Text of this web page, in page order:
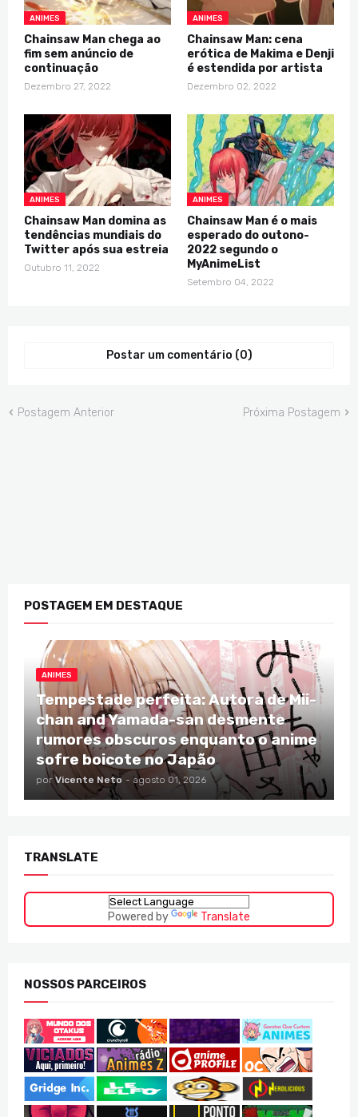
ANIMES
Chainsaw Man chega ao
fim sem anúncio de
continuação
Dezembro 27, 2022
ANIMES
Chainsaw Man: cena
erótica de Makima e Denji
é estendida por artista
Dezembro 02, 2022
ANIMES
Chainsaw Man domina as
tendências mundiais do
Twitter após sua estreia
Outubro 11, 2022
ANIMES
Chainsaw Man é o mais
esperado do outono-
2022 segundo o
MyAnimeList
Setembro 04, 2022
Postar um comentário (0)
Postagem Anterior Próxima Postagem
POSTAGEM EM DESTAQUE
ANIMES
Tempestade perfeita: Autora de Mii-
chan and Yamada-san desmente
rumores obscuros enquanto o anime
sofre boicote no Japão
por Vicente Neto - agosto 01, 2026
TRANSLATE
Powered by Translate
NOSSOS PARCEIROS